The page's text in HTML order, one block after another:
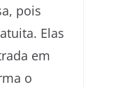
pois
Elas
em
o